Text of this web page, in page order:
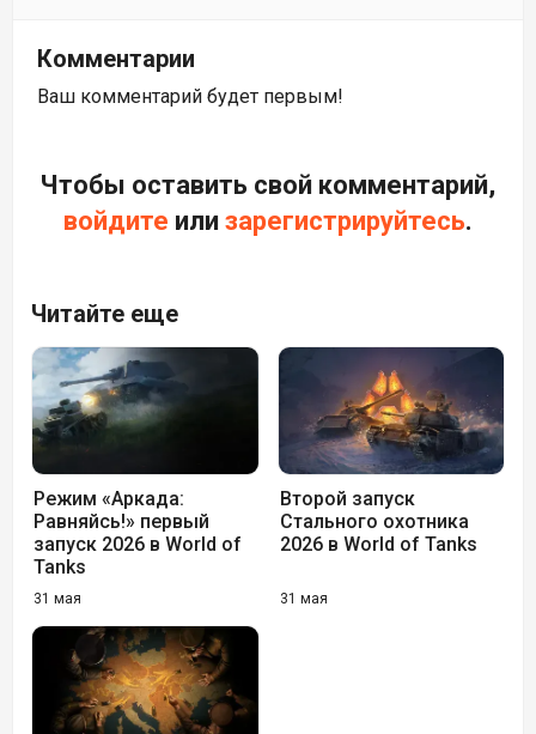
Комментарии
Ваш комментарий будет первым!
Чтобы оставить свой комментарий,
войдите или зарегистрируйтесь.
Читайте еще
Режим «Аркада:
Равняйсь!» первый
запуск 2026 в World of
Tanks
31 мая
Второй запуск
Стального охотника
2026 в World of Tanks
31 мая